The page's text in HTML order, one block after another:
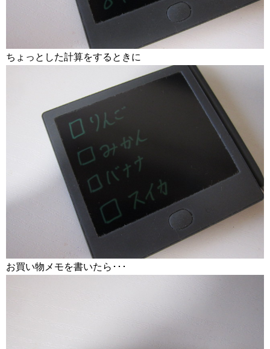
ちょっとした計算をするときに
お買い物メモを書いたら･･･